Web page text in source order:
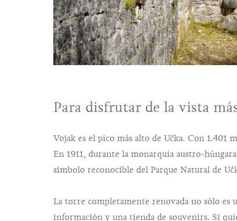
Para disfrutar de la vista
Vojak es el pico más alto de Učka. Con 1.401
En 1911, durante la monarquía austro-
símbolo reconocible del Parque Natural de
La torre completamente renovada no sólo
información y una tienda de souvenirs. Si